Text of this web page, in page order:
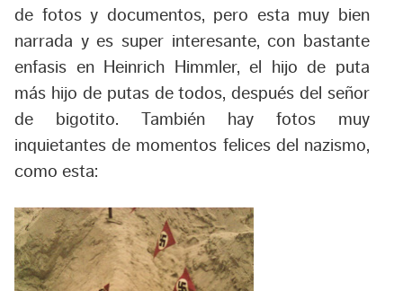
de fotos y documentos, pero esta muy bien
narrada y es super interesante, con bastante
enfasis en Heinrich Himmler, el hijo de puta
más hijo de putas de todos, después del señor
de bigotito. También hay fotos muy
inquietantes de momentos felices del nazismo,
como esta: